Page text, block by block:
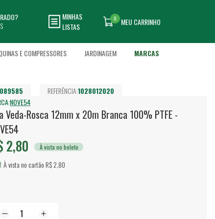
MINHAS
LISTAS
MEU CARRINHO
0
E COMPRESSORES JARDINAGEM MARCAS
REFERÊNCIA:1028012020
NOVE54
Veda-Rosca 12mm x 20m Branca 100% PTFE -
2,80 À vista no boleto
À vista no cartão R$ 2,80